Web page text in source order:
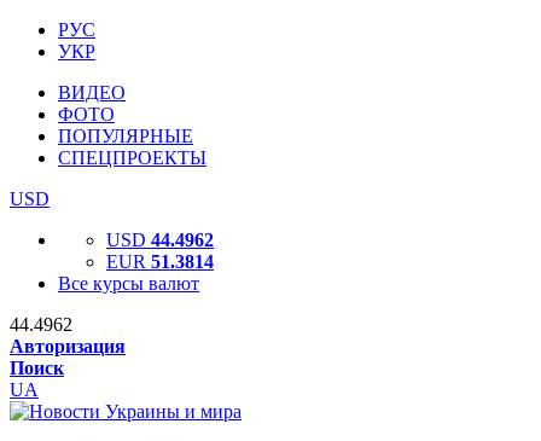
РУС
УКР
ВИДЕО
ФОТО
ПОПУЛЯРНЫЕ
СПЕЦПРОЕКТЫ
USD
USD 44.4962
EUR 51.3814
Все курсы валют
44.4962
Авторизация
Поиск
UA